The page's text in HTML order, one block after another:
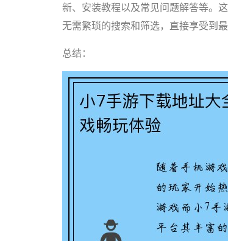
新、安装教程以及常见问题解答等。
无需繁琐的搜索和筛选，直接享受到
总结：